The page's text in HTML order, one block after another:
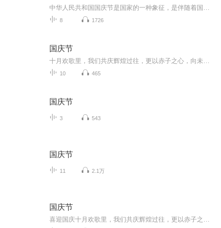
8 1726
国庆节
10 465
国庆节
3 543
国庆节
11 2.1万
国庆节